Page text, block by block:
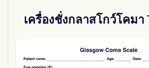
เครื่องชั่งกลาสโกว์โคมา